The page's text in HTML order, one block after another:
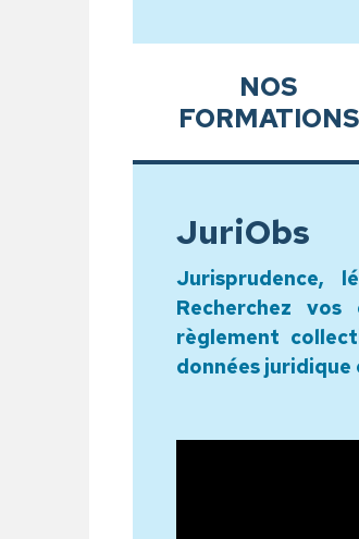
Sous-menu
NOS
FORMATIONS
JuriObs
Jurisprudence,
Recherchez
règlement
données juridique